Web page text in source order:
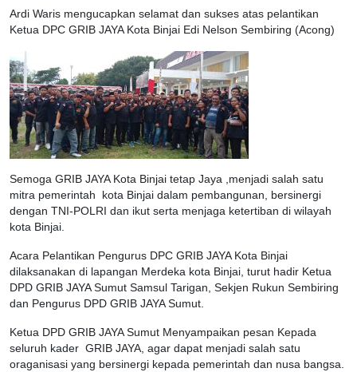
Ardi Waris mengucapkan selamat dan sukses atas pelantikan
Ketua DPC GRIB JAYA Kota Binjai Edi Nelson Sembiring (Acong)
Semoga GRIB JAYA Kota Binjai tetap Jaya ,menjadi salah satu
mitra pemerintah kota Binjai dalam pembangunan, bersinergi
dengan TNI-POLRI dan ikut serta menjaga ketertiban di wilayah
kota Binjai.
Acara Pelantikan Pengurus DPC GRIB JAYA Kota Binjai
dilaksanakan di lapangan Merdeka kota Binjai, turut hadir Ketua
DPD GRIB JAYA Sumut Samsul Tarigan, Sekjen Rukun Sembiring
dan Pengurus DPD GRIB JAYA Sumut.
Ketua DPD GRIB JAYA Sumut Menyampaikan pesan Kepada
seluruh kader GRIB JAYA, agar dapat menjadi salah satu
oraganisasi yang bersinergi kepada pemerintah dan nusa bangsa.